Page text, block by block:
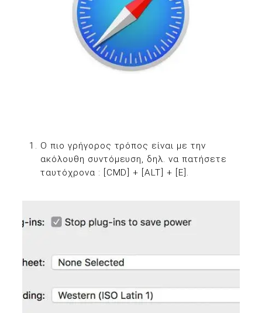
Ο πιο γρήγορος τρόπος είναι με την
ακόλουθη συντόμευση, δηλ. να πατήσετε
ταυτόχρονα : [CMD] + [ALT] + [E].